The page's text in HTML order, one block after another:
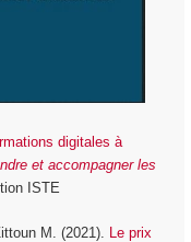
digitales à
et accompagner les
ISTE
M. (2021). Le prix